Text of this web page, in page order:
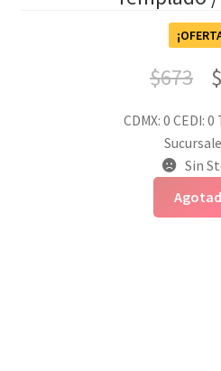
$673 $
CDMX: 0 CEDI: 0
Sin